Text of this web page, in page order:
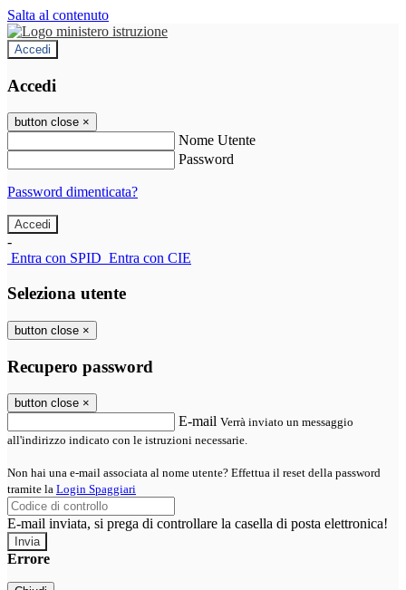
Salta al contenuto
Accedi
Accedi
button close ×
Nome Utente
Password
Password dimenticata?
-
Entra con SPID Entra con CIE
Seleziona utente
button close ×
Recupero password
button close ×
E-mail Verrà inviato un messaggio
all'indirizzo indicato con le istruzioni necessarie.
Non hai una e-mail associata al nome utente? Effettua il reset della password
tramite la Login Spaggiari
E-mail inviata, si prega di controllare la casella di posta elettronica!
Errore